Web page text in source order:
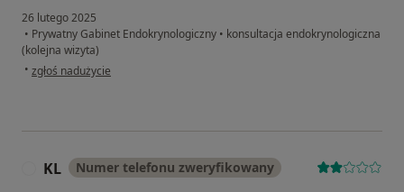
26 lutego 2025
• Prywatny Gabinet Endokrynologiczny • konsultacja endokrynologiczna
(kolejna wizyta)
• w opinii użytkownika Sabina Ryszka
zgłoś nadużycie
KL Numer telefonu zweryfikowany